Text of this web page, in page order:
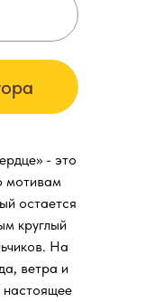
- это
мотивам
остается
круглый
На
ветра и
настоящее